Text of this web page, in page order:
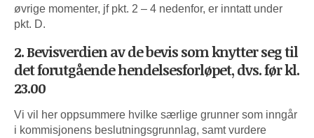
øvrige momenter, jf pkt. 2 – 4 nedenfor, er inntatt under
pkt. D.
2. Bevisverdien av de bevis som knytter seg til
det forutgående hendelsesforløpet, dvs. før kl.
23.00
Vi vil her oppsummere hvilke særlige grunner som inngår
i kommisjonens beslutningsgrunnlag, samt vurdere